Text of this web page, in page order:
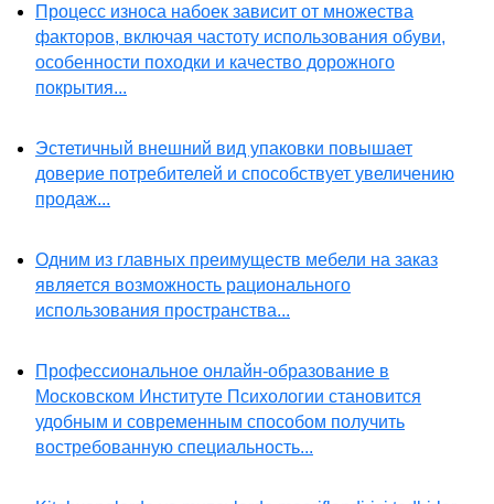
Процесс износа набоек зависит от множества
факторов, включая частоту использования обуви,
особенности походки и качество дорожного
покрытия...
Эстетичный внешний вид упаковки повышает
доверие потребителей и способствует увеличению
продаж...
Одним из главных преимуществ мебели на заказ
является возможность рационального
использования пространства...
Профессиональное онлайн-образование в
Московском Институте Психологии становится
удобным и современным способом получить
востребованную специальность...